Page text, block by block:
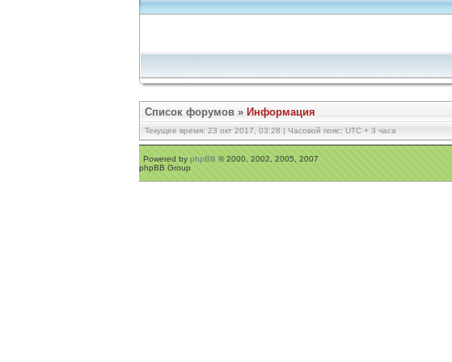
Список форумов » Информация
Текущее время: 23 окт 2017, 03:28 | Часовой пояс: UTC + 3 часа
Powered by phpBB © 2000, 2002, 2005, 2007
phpBB Group